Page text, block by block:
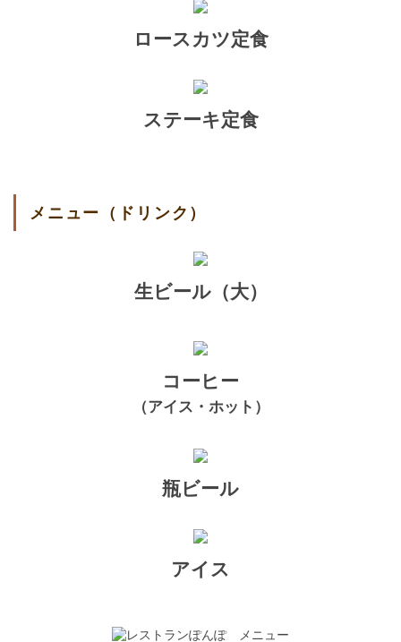
ロースカツ定食
ステーキ定食
メニュー（ドリンク）
生ビール（大）
コーヒー
（アイス・ホット）
瓶ビール
アイス